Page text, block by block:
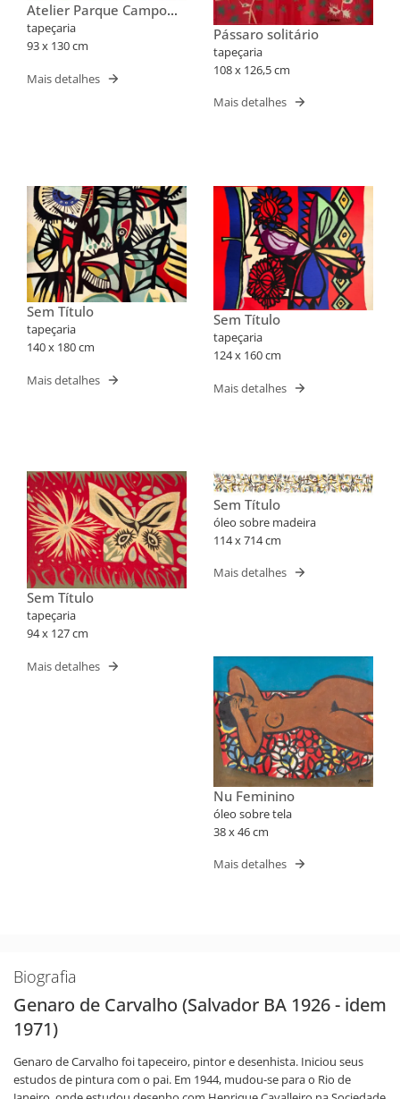
Atelier Parque Campo
Grande
tapeçaria
93 x 130 cm
Mais detalhes
Pássaro solitário
tapeçaria
108 x 126,5 cm
Mais detalhes
Sem Título
tapeçaria
140 x 180 cm
Mais detalhes
Sem Título
tapeçaria
124 x 160 cm
Mais detalhes
Sem Título
tapeçaria
94 x 127 cm
Mais detalhes
Sem Título
óleo sobre madeira
114 x 714 cm
Mais detalhes
Nu Feminino
óleo sobre tela
38 x 46 cm
Mais detalhes
Biografia
Genaro de Carvalho (Salvador BA 1926 - idem
1971)
Genaro de Carvalho foi tapeceiro, pintor e desenhista. Iniciou seus
estudos de pintura com o pai. Em 1944, mudou-se para o Rio de